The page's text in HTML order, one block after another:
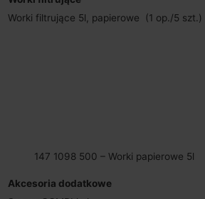
Worki filtrujące 5l, papierowe (1 op./5 szt.)
147 1098 500 – Worki papierowe 5l
Akcesoria dodatkowe